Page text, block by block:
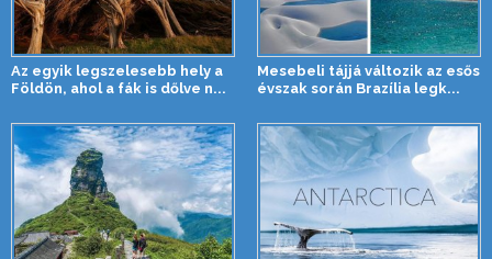
Az egyik legszelesebb hely a
Földön, ahol a fák is dőlve n...
Mesebeli tájjá változik az esős
évszak során Brazília legk...